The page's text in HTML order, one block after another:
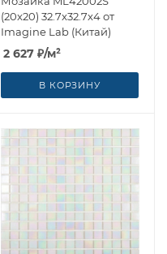
(20x20) 32.7x32.7x4 от
Imagine Lab (Китай)
2 627 ₽/м²
В КОРЗИНУ